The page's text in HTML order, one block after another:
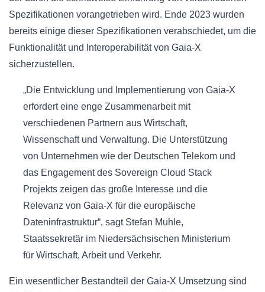
Spezifikationen vorangetrieben wird. Ende 2023 wurden
bereits einige dieser Spezifikationen verabschiedet, um die
Funktionalität und Interoperabilität von Gaia-X
sicherzustellen.
„Die Entwicklung und Implementierung von Gaia-X
erfordert eine enge Zusammenarbeit mit
verschiedenen Partnern aus Wirtschaft,
Wissenschaft und Verwaltung. Die Unterstützung
von Unternehmen wie der Deutschen Telekom und
das Engagement des Sovereign Cloud Stack
Projekts zeigen das große Interesse und die
Relevanz von Gaia-X für die europäische
Dateninfrastruktur“, sagt Stefan Muhle,
Staatssekretär im Niedersächsischen Ministerium
für Wirtschaft, Arbeit und Verkehr.
Ein wesentlicher Bestandteil der Gaia-X Umsetzung sind